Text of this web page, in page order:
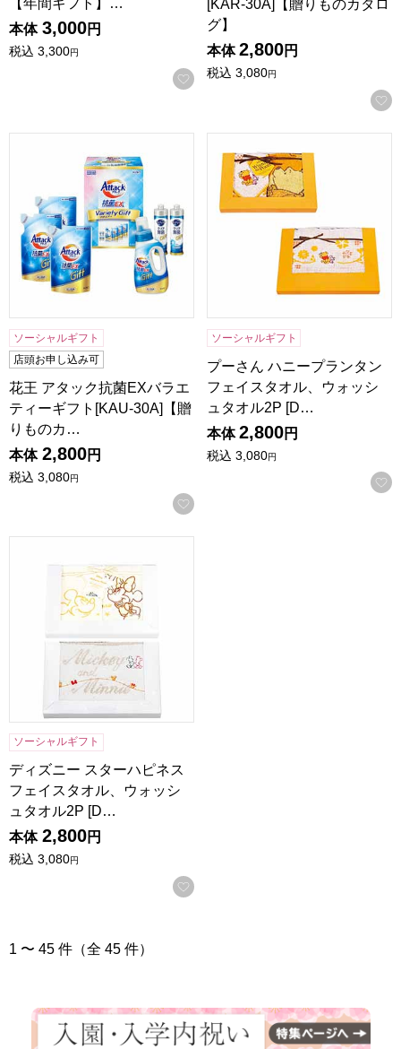
【年間ギフト】…
本体 3,000円
税込 3,300円
お気に入りに登録する
[KAR-30A]【贈りものカタロ
グ】
本体 2,800円
税込 3,080円
ソーシャルギフト
店頭お申し込み可
花王 アタック抗菌EXバラエ
ティーギフト[KAU-30A]【贈
りものカ…
本体 2,800円
税込 3,080円
お気に入りに登録する
ソーシャルギフト
プーさん ハニープランタン
フェイスタオル、ウォッシ
ュタオル2P [D…
本体 2,800円
税込 3,080円
ソーシャルギフト
ディズニー スターハピネス
フェイスタオル、ウォッシ
ュタオル2P [D…
本体 2,800円
税込 3,080円
お気に入りに登録する
1 〜 45 件（全 45 件）